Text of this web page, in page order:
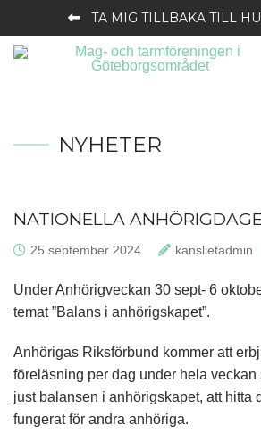
TA MIG TILLBAKA TILL
NYHETER
NATIONELLA
Publicerat:
25 september 2024 Skrivet av:
kanslietadmin
Under Anhörigveckan 30 sept- 6
temat ”Balans i anhörigskapet”.
Anhörigas Riksförbund kommer att
föreläsning per dag under hela veckan
just balansen i anhörigskapet, att hitta
fungerat för andra anhöriga.